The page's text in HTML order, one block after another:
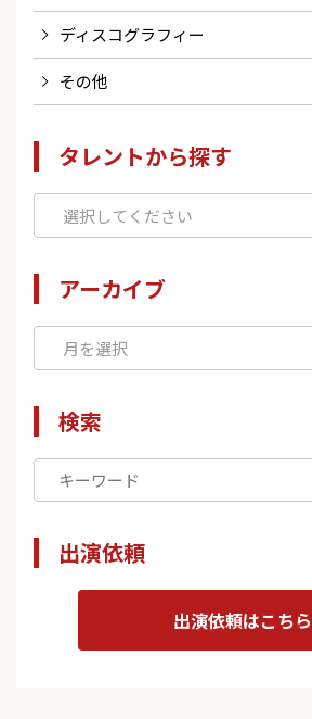
ディスコグラフィー
その他
タレントから探す
アーカイブ
検索
出演依頼
出演依頼はこちら